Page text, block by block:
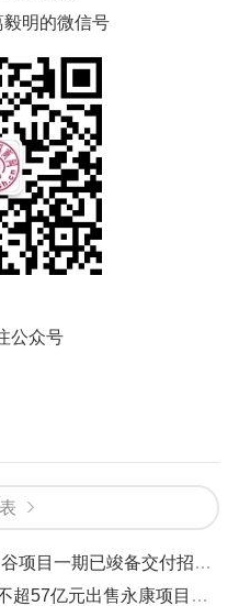
明的微信号
公众号
期已竣备交付招商进度已完成95%
司股权；安旭生物2021年度拟10转48股派388元